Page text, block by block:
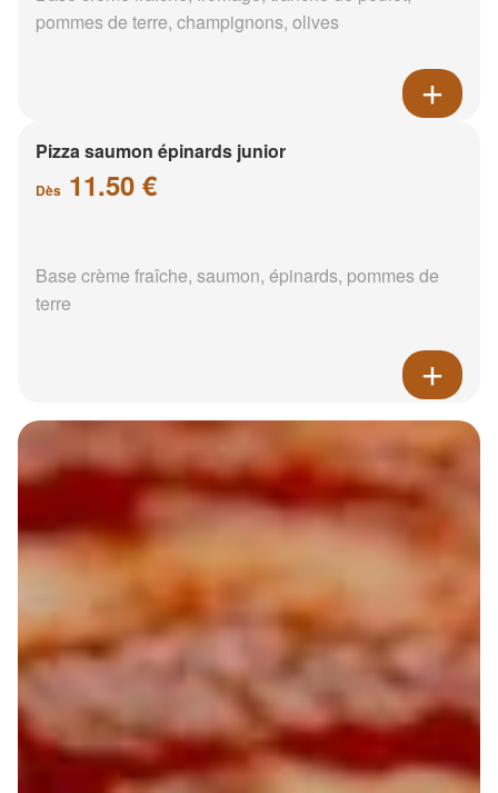
pommes de terre, champignons, olives
Pizza saumon épinards junior
Dès 11.50 €
Base crème fraîche, saumon, épinards, pommes de
terre